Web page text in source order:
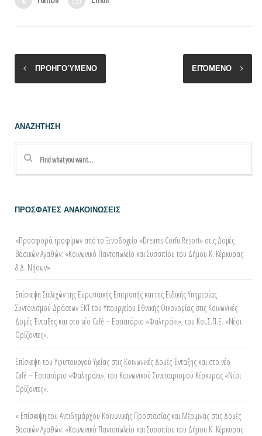
ΠΡΟΗΓΟΎΜΕΝΟ ΕΠΌΜΕΝΟ
ΑΝΑΖΗΤΗΣΗ
ΠΡΟΣΦΑΤΕΣ ΑΝΑΚΟΙΝΩΣΕΙΣ
«Προσφορά τροφίμων από τo Ξενοδοχείο «Dreams Corfu Resort» στις Δομές
Βασικών Αγαθών: «Κοινωνικό Παντοπωλείο και Συσσιτίου του Δήμου Κ. Κέρκυρας
& Δ. Νήσων»
Επίσκεψη Στελεχών της Ευρωπαϊκής Επιτροπής και της Ειδικής Υπηρεσίας
Συντονισμού Δράσεων ΕΚΤ του Υπουργείου Εθνικής Οικονομίας στις Κοινωνικές
Δομές Ένταξης και στο νέο Café – Εστιατόριο «Φαληράκι», του Κοι.Σ.Π.Ε. «Νέοι
Ορίζοντες».
Επίσκεψη του Υφυπουργού Υγείας στις Κοινωνικές Δομές Ένταξης και στο νέο
Café – Εστιατόριο «Φαληράκι», του Κοινωνικού Συνεταιρισμού Κέρκυρας «Νέοι
Ορίζοντες».
« Επίσκεψη του Αντιδημάρχου Κοινωνικής Προστασίας και Μέριμνας στις Δομές
Βασικών Αγαθών: «Κοινωνικό Παντοπωλείο και Συσσιτίου του Δήμου Κ. Κέρκυρας